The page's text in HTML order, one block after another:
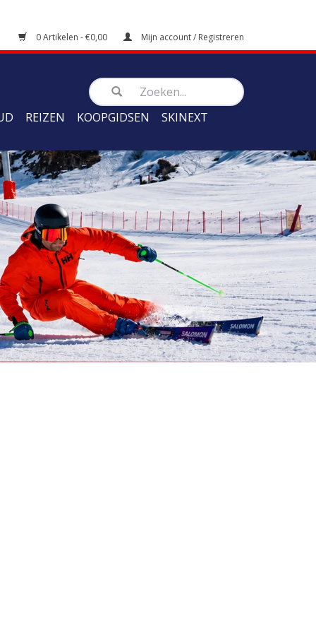
0 Artikelen - €0,00 Mijn account / Registreren
REIZEN KOOPGIDSEN SKINEXT